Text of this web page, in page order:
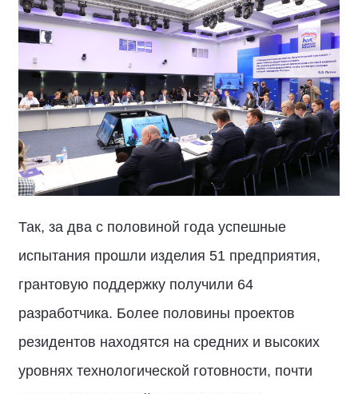
Так, за два с половиной года успешные
испытания прошли изделия 51 предприятия,
грантовую поддержку получили 64
разработчика. Более половины проектов
резидентов находятся на средних и высоких
уровнях технологической готовности, почти